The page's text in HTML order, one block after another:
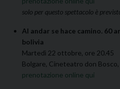
solo per questo spettacolo è
Al andar se hace camino. 60
bolivia
Martedì 22 ottobre, ore 20.45
Bolgare, Cineteatro don
prenotazione online qui